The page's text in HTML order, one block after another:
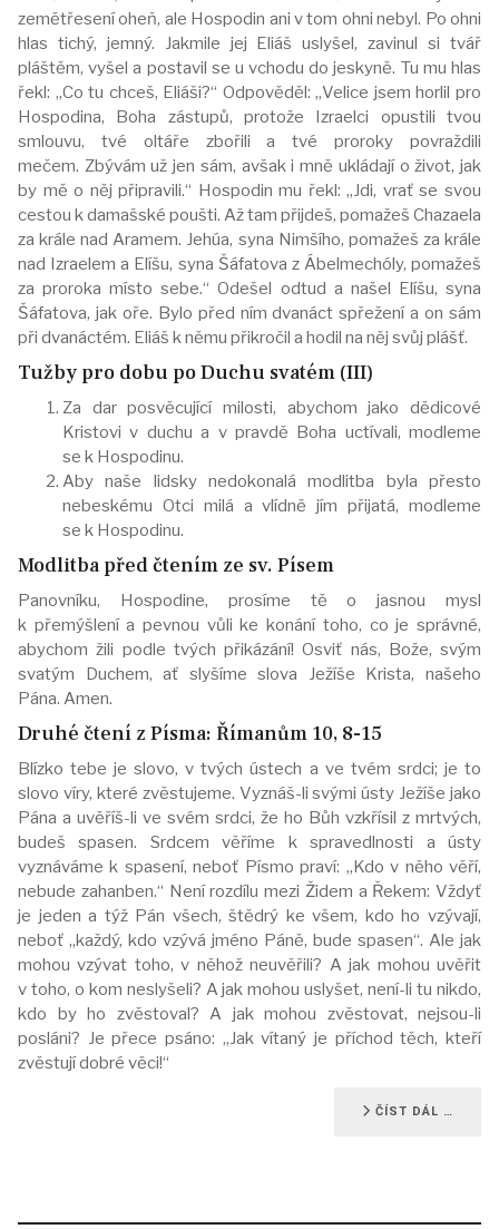
zemětřesení oheň, ale Hospodin ani v tom ohni nebyl. Po ohni
hlas tichý, jemný. Jakmile jej Eliáš uslyšel, zavinul si tvář
pláštěm, vyšel a postavil se u vchodu do jeskyně. Tu mu hlas
řekl: „Co tu chceš, Eliáši?“ Odpověděl: „Velice jsem horlil pro
Hospodina, Boha zástupů, protože Izraelci opustili tvou
smlouvu, tvé oltáře zbořili a tvé proroky povraždili
mečem. Zbývám už jen sám, avšak i mně ukládají o život, jak
by mě o něj připravili.“ Hospodin mu řekl: „Jdi, vrať se svou
cestou k damašské poušti. Až tam přijdeš, pomažeš Chazaela
za krále nad Aramem. Jehúa, syna Nimšího, pomažeš za krále
nad Izraelem a Elíšu, syna Šáfatova z Ábelmechóly, pomažeš
za proroka místo sebe.“ Odešel odtud a našel Elíšu, syna
Šáfatova, jak oře. Bylo před ním dvanáct spřežení a on sám
při dvanáctém. Eliáš k němu přikročil a hodil na něj svůj plášť.
Tužby pro dobu po Duchu svatém (III)
Za dar posvěcující milosti, abychom jako dědicové
Kristovi v duchu a v pravdě Boha uctívali, modleme
se k Hospodinu.
Aby naše lidsky nedokonalá modlitba byla přesto
nebeskému Otci milá a vlídně jím přijatá, modleme
se k Hospodinu.
Modlitba před čtením ze sv. Písem
Panovníku, Hospodine, prosíme tě o jasnou mysl
k přemýšlení a pevnou vůli ke konání toho, co je správné,
abychom žili podle tvých přikázání! Osviť nás, Bože, svým
svatým Duchem, ať slyšíme slova Ježíše Krista, našeho
Pána. Amen.
Druhé čtení z Písma: Římanům 10, 8-15
Blízko tebe je slovo, v tvých ústech a ve tvém srdci; je to
slovo víry, které zvěstujeme. Vyznáš-li svými ústy Ježíše jako
Pána a uvěříš-li ve svém srdci, že ho Bůh vzkřísil z mrtvých,
budeš spasen. Srdcem věříme k spravedlnosti a ústy
vyznáváme k spasení, neboť Písmo praví: „Kdo v něho věří,
nebude zahanben.“ Není rozdílu mezi Židem a Řekem: Vždyť
je jeden a týž Pán všech, štědrý ke všem, kdo ho vzývají,
neboť „každý, kdo vzývá jméno Páně, bude spasen“. Ale jak
mohou vzývat toho, v něhož neuvěřili? A jak mohou uvěřit
v toho, o kom neslyšeli? A jak mohou uslyšet, není-li tu nikdo,
kdo by ho zvěstoval? A jak mohou zvěstovat, nejsou-li
posláni? Je přece psáno: „Jak vítaný je příchod těch, kteří
zvěstují dobré věci!“
ČÍST DÁL …